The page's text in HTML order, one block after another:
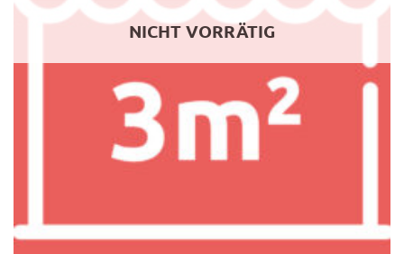
NICHT VORRÄTIG